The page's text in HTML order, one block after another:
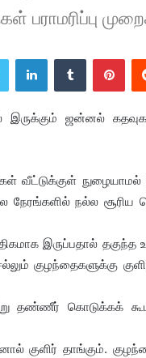
பராமரிப்பு
Twitter LinkedInTumblr
இருக்கும் ஜன்னல்
வீட்டுக்குள்
நல்ல சூரிய
இருப்பதால்
குழந்தைகளுக்கு
தண்ணீர் கொடுக்கக்
குளிர் தாங்கும்.